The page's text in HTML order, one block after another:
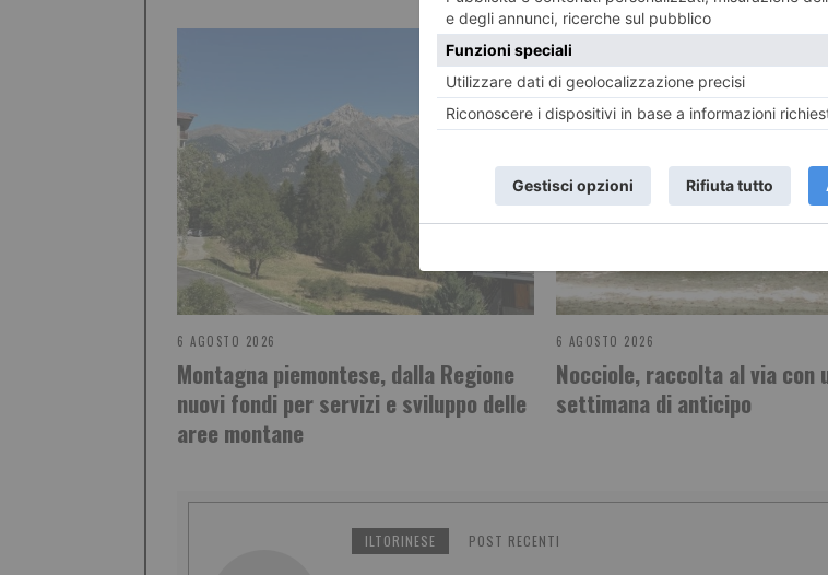
6 AGOSTO 2026
Montagna piemontese, dalla Regione
nuovi fondi per servizi e sviluppo delle
aree montane
6 AGOSTO 2026
Nocciole, raccolta al via con
settimana di anticipo
ILTORINESE POST RECENTI